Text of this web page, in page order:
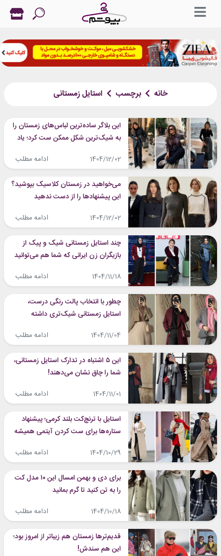
خانه برچسب استایل زمستانی
این بلاگر ساده‌ترین لباس‌های زمستان را
به شیک‌ترین شکل ممکن ست کرد؛ یاد
1404/12/02 ادامه مطلب
می‌خواهید در زمستان کلاسیک بپوشید؟
این پیشنهادها را از دست ندهید
1404/12/02 ادامه مطلب
چند استایل زمستانی شیک و پیک از
بازیگران زن ایرانی که شما هم می‌توانید
1404/11/18 ادامه مطلب
چطور با انتخاب پالت رنگی درست،
استایل زمستانی شیک‌تری داشته
1404/11/04 ادامه مطلب
این ۵ اشتباه در تدارک استایل زمستانی،
شما را چاق نشان می‌دهند!
1404/11/01 ادامه مطلب
استایل با ترنچ‌کت بلند کرمی؛ پیشنهاد
ستاره‌ها برای ست کردن آیتمی همیشه
1404/10/29 ادامه مطلب
برای دی و بهمن امسال این ۱۰ مدل کت
را به تن کنید تا گرم بمانید
1404/10/18 ادامه مطلب
قدیم‌ترها زمستان هم زیباتر از امروز بود؛
این هم سندش!